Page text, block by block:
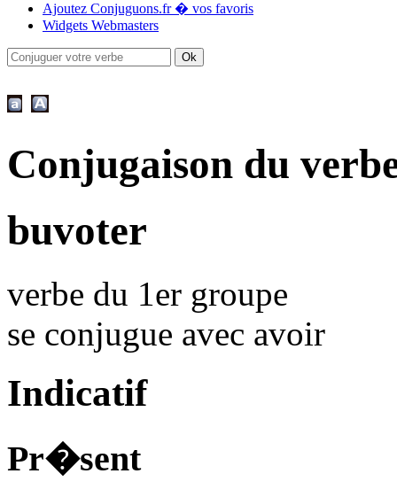
Ajoutez Conjuguons.fr � vos favoris
Widgets Webmasters
Conjugaison du
buvoter
verbe du 1er groupe
se conjugue avec avoir
Indicatif
Pr�sent